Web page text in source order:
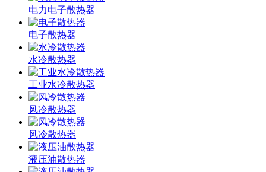
电力电子散热器
电子散热器
水冷散热器
工业水冷散热器
风冷散热器
风冷散热器
液压油散热器